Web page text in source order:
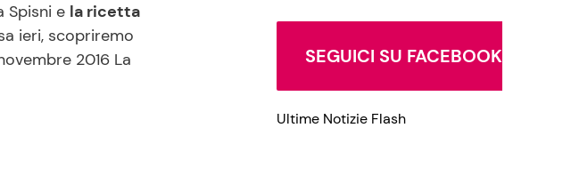
Spisni e la ricetta
ieri, scopriremo
2016 La
SEGUICI SU FACEBOOK
Ultime Notizie Flash